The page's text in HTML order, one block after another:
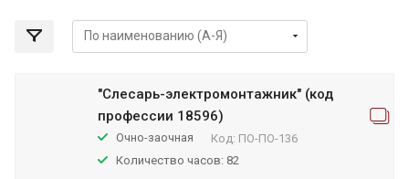
"Слесарь-электромонтажник" (код
профессии 18596)
Очно-заочная Код: ПО-ПО-136
Количество часов: 82